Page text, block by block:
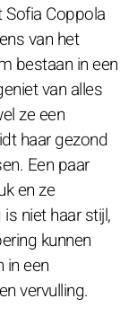
Coppola
van het
bestaan in een
van alles
ze een
haar gezond
Een paar
en ze
niet haar stijl,
kunnen
in een
vervulling.